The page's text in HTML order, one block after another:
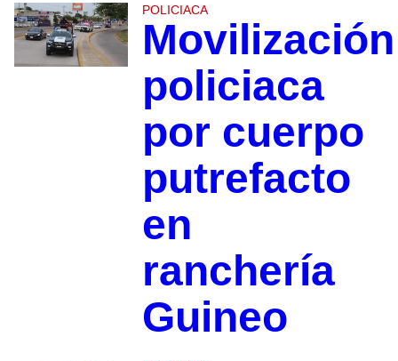
POLICIACA
Movilización
policiaca
por cuerpo
putrefacto
en
ranchería
Guineo